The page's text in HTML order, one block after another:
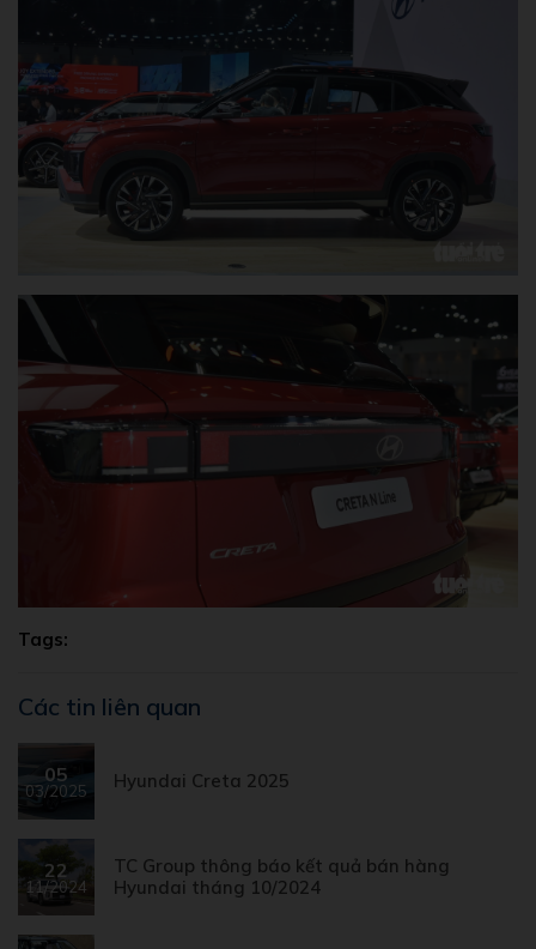
Tags:
Các tin liên quan
05
03/2025 Hyundai Creta 2025
22
11/2024
TC Group thông báo kết quả bán hàng
Hyundai tháng 10/2024